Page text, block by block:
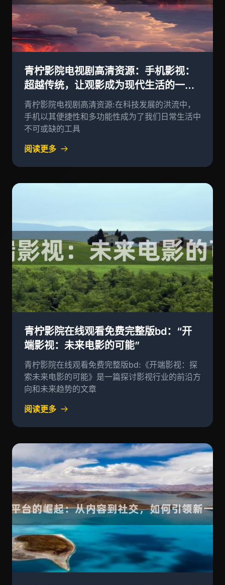
青柠影院电视剧高清资源：手机影视：
超越传统，让观影成为现代生活的一部
分
青柠影院电视剧高清资源:在科技发展的洪流中，
手机以其便捷性和多功能性成为了我们日常生活中
不可或缺的工具
阅读更多
青柠影院在线观看免费完整版bd：“开
端影视：未来电影的可能”
青柠影院在线观看免费完整版bd:《开端影视：探
索未来电影的可能》是一篇探讨影视行业的前沿方
向和未来趋势的文章
阅读更多